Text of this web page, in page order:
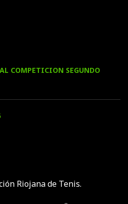
COMPETICION SEGUNDO
Riojana de Tenis.